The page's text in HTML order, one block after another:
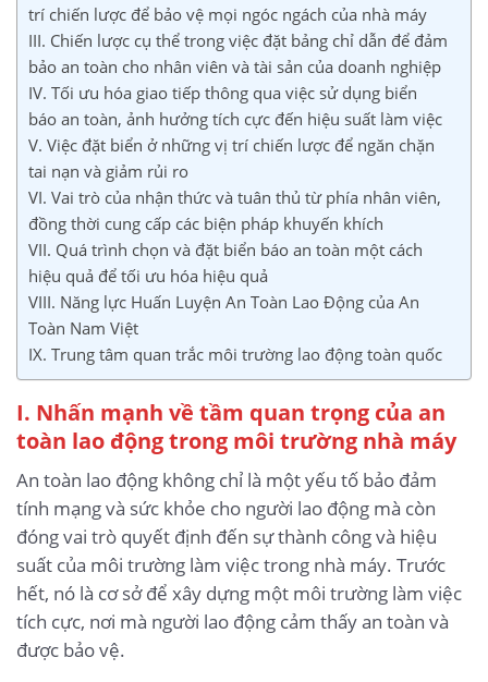
trí chiến lược để bảo vệ mọi ngóc ngách của nhà máy
III. Chiến lược cụ thể trong việc đặt bảng chỉ dẫn để đảm
bảo an toàn cho nhân viên và tài sản của doanh nghiệp
IV. Tối ưu hóa giao tiếp thông qua việc sử dụng biển
báo an toàn, ảnh hưởng tích cực đến hiệu suất làm việc
V. Việc đặt biển ở những vị trí chiến lược để ngăn chặn
tai nạn và giảm rủi ro
VI. Vai trò của nhận thức và tuân thủ từ phía nhân viên,
đồng thời cung cấp các biện pháp khuyến khích
VII. Quá trình chọn và đặt biển báo an toàn một cách
hiệu quả để tối ưu hóa hiệu quả
VIII. Năng lực Huấn Luyện An Toàn Lao Động của An
Toàn Nam Việt
IX. Trung tâm quan trắc môi trường lao động toàn quốc
I. Nhấn mạnh về tầm quan trọng của an
toàn lao động trong môi trường nhà máy
An toàn lao động không chỉ là một yếu tố bảo đảm
tính mạng và sức khỏe cho người lao động mà còn
đóng vai trò quyết định đến sự thành công và hiệu
suất của môi trường làm việc trong nhà máy. Trước
hết, nó là cơ sở để xây dựng một môi trường làm việc
tích cực, nơi mà người lao động cảm thấy an toàn và
được bảo vệ.